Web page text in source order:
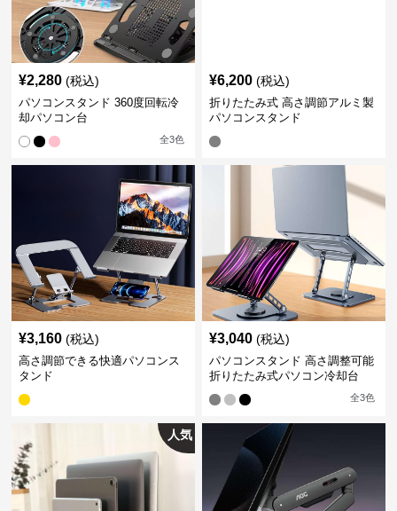
¥2,280 (税込)
パソコンスタンド 360度回転冷
却パソコン台
全3色
¥6,200 (税込)
折りたたみ式 高さ調節アルミ製
パソコンスタンド
¥3,160 (税込)
高さ調節できる快適パソコンス
タンド
¥3,040 (税込)
パソコンスタンド 高さ調整可能
折りたたみ式パソコン冷却台
全3色
人気